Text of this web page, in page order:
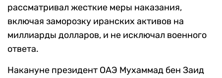
рассматривал жесткие меры наказания,
включая заморозку иранских активов на
миллиарды долларов, и не исключал военного
ответа.
Накануне президент ОАЭ Мухаммад бен Заид